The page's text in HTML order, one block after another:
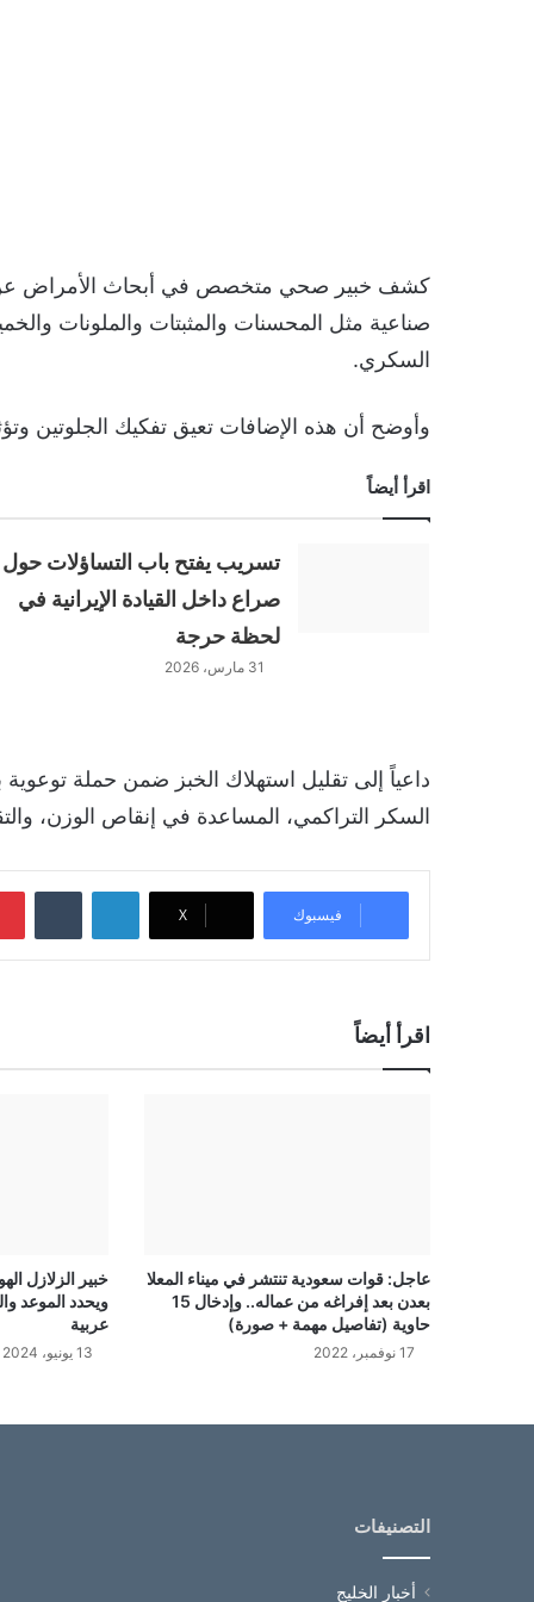
كشف خبير صحي متخصص في أبحاث الأمراض عن
صناعية مثل المحسنات والمثبتات والملونات
السكري.
وأوضح أن هذه الإضافات تعيق تفكيك الجلوتين
اقرأ أيضاً
تسريب يفتح باب التساؤلات حول
صراع داخل القيادة الإيرانية في
لحظة حرجة
31 مارس، 2026
داعياً إلى تقليل استهلاك الخبز ضمن حملة
السكر التراكمي، المساعدة في إنقاص الوزن،
فيسبوك ‫X
لينكدإن
اقرأ أيضاً
عاجل: قوات سعودية تنتشر في ميناء المعلا
بعدن بعد إفراغه من عماله.. وإدخال 15
حاوية (تفاصيل مهمة + صورة)
17 نوفمبر، 2022
خبير الزلازل
ويحدد الموعد
عربية
13 يونيو، 2024
التصنيفات
أخبار الخليج